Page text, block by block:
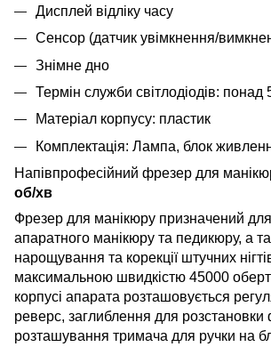
Дисплей відліку часу
Сенсор (датчик увімкнення/
Знімне дно
Термін служби світлодіодів: понад
Матеріал корпусу: пластик
Комплектація: Лампа, блок
Напівпрофесійний фрезер для
об/хв
Фрезер для манікюру призначений
апаратного манікюру та педикюру, а
нарощування та корекції штучних
максимальною швидкістю 45000
корпусі апарата розташовується
реверс, заглиблення для розстановки
розташування тримача для ручки на